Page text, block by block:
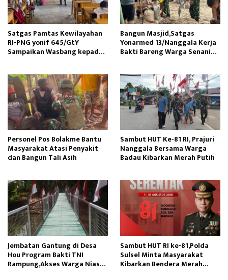
Satgas Pamtas Kewilayahan
RI-PNG yonif 645/GtY
Sampaikan Wasbang kepada
Bangun Masjid,Satgas
Yonarmed 13/Nanggala Kerja
Bakti Bareng Warga Senaning
Personel Pos Bolakme Bantu
Masyarakat Atasi Penyakit
dan Bangun Tali Asih
Sambut HUT Ke-81 RI, Prajuri
Nanggala Bersama Warga
Badau Kibarkan Merah Putih
Jembatan Gantung di Desa
Hou Program Bakti TNI
Rampung,Akses Warga Nias
Sambut HUT RI ke-81,Polda
Sulsel Minta Masyarakat
Kibarkan Bendera Merah